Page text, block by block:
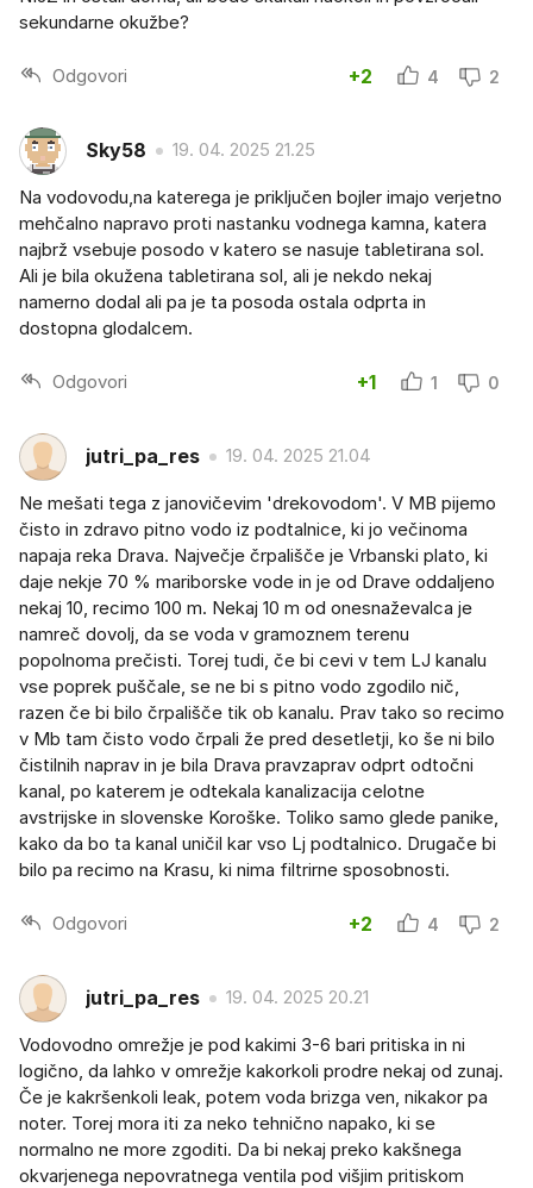
sekundarne okužbe?
Odgovori +2 4 2
Sky58 19. 04. 2025 21.25
Na vodovodu,na katerega je priključen bojler imajo verjetno
mehčalno napravo proti nastanku vodnega kamna, katera
najbrž vsebuje posodo v katero se nasuje tabletirana sol.
Ali je bila okužena tabletirana sol, ali je nekdo nekaj
namerno dodal ali pa je ta posoda ostala odprta in
dostopna glodalcem.
Odgovori +1 1 0
jutri_pa_res 19. 04. 2025 21.04
Ne mešati tega z janovičevim 'drekovodom'. V MB pijemo
čisto in zdravo pitno vodo iz podtalnice, ki jo večinoma
napaja reka Drava. Največje črpališče je Vrbanski plato, ki
daje nekje 70 % mariborske vode in je od Drave oddaljeno
nekaj 10, recimo 100 m. Nekaj 10 m od onesnaževalca je
namreč dovolj, da se voda v gramoznem terenu
popolnoma prečisti. Torej tudi, če bi cevi v tem LJ kanalu
vse poprek puščale, se ne bi s pitno vodo zgodilo nič,
razen če bi bilo črpališče tik ob kanalu. Prav tako so recimo
v Mb tam čisto vodo črpali že pred desetletji, ko še ni bilo
čistilnih naprav in je bila Drava pravzaprav odprt odtočni
kanal, po katerem je odtekala kanalizacija celotne
avstrijske in slovenske Koroške. Toliko samo glede panike,
kako da bo ta kanal uničil kar vso Lj podtalnico. Drugače bi
bilo pa recimo na Krasu, ki nima filtrirne sposobnosti.
Odgovori +2 4 2
jutri_pa_res 19. 04. 2025 20.21
Vodovodno omrežje je pod kakimi 3-6 bari pritiska in ni
logično, da lahko v omrežje kakorkoli prodre nekaj od zunaj.
Če je kakršenkoli leak, potem voda brizga ven, nikakor pa
noter. Torej mora iti za neko tehnično napako, ki se
normalno ne more zgoditi. Da bi nekaj preko kakšnega
okvarjenega nepovratnega ventila pod višjim pritiskom